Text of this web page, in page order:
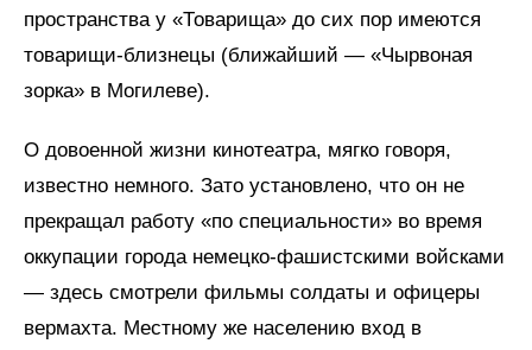
пространства у «Товарища» до сих пор имеются
товарищи-близнецы (ближайший — «Чырвоная
зорка» в Могилеве).
О довоенной жизни кинотеатра, мягко говоря,
известно немного. Зато установлено, что он не
прекращал работу «по специальности» во время
оккупации города немецко-фашистскими войсками
— здесь смотрели фильмы солдаты и офицеры
вермахта. Местному же населению вход в